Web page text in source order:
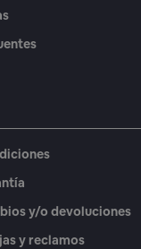
y/o devoluciones
y reclamos